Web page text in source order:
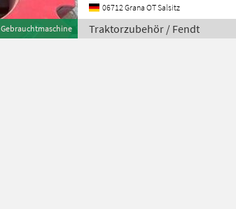
Gebrauchtmaschine
06712 Grana OT Salsitz
Traktorzubehör / Fendt